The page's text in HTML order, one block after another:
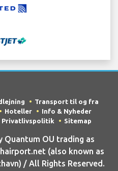
Transport til og fra
Hoteller
Info & Nyheder
Privatlivspolitik Sitemap
Quantum OU trading as
(also known as
/ All Rights Reserved.